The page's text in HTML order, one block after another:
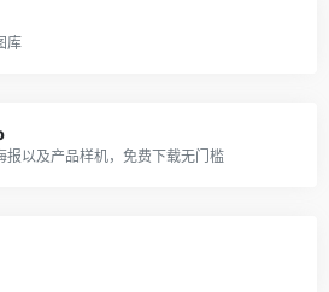
库
报以及产品样机，免费下载无门槛